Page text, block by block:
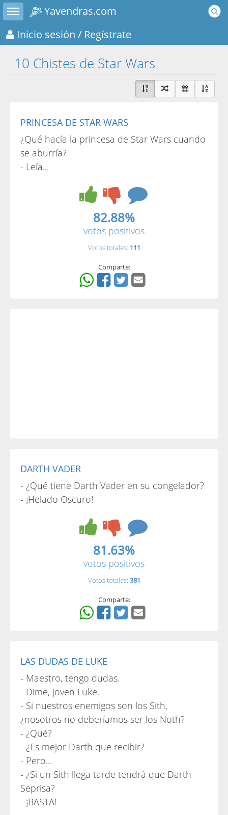
Toggle sidebar
Yavendras.com
Inicio sesión / Regístrate
10 Chistes de Star Wars
PRINCESA DE STAR WARS
¿Qué hacía la princesa de Star Wars cuando
se aburría?
- Leía...
82.88%
votos positivos
Votos totales: 111
Comparte:
DARTH VADER
- ¿Qué tiene Darth Vader en su congelador?
- ¡Helado Oscuro!
81.63%
votos positivos
Votos totales: 381
Comparte:
LAS DUDAS DE LUKE
- Maestro, tengo dudas.
- Dime, joven Luke.
- Si nuestros enemigos son los Sith,
¿nosotros no deberíamos ser los Noth?
- ¿Qué?
- ¿Es mejor Darth que recibir?
- Pero...
- ¿Si un Sith llega tarde tendrá que Darth
Seprisa?
- ¡BASTA!